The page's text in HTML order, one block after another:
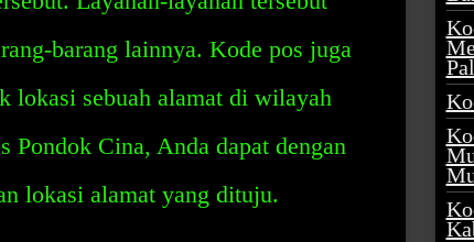
barang lainnya. Kode pos juga
lokasi sebuah alamat di wilayah
Pondok Cina, Anda dapat dengan
lokasi alamat yang dituju.